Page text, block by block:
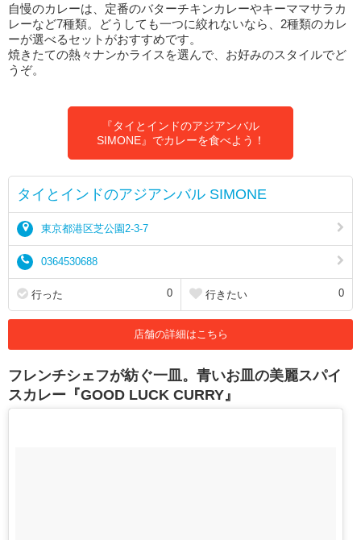
自慢のカレーは、定番のバターチキンカレーやキーママサラカ
レーなど7種類。どうしても一つに絞れないなら、2種類のカレ
ーが選べるセットがおすすめです。
焼きたての熱々ナンかライスを選んで、お好みのスタイルでど
うぞ。
『タイとインドのアジアンバル
SIMONE』でカレーを食べよう！
タイとインドのアジアンバル SIMONE
東京都港区芝公園2-3-7
0364530688
行った 0 行きたい 0
店舗の詳細はこちら
フレンチシェフが紡ぐ一皿。青いお皿の美麗スパイ
スカレー『GOOD LUCK CURRY』